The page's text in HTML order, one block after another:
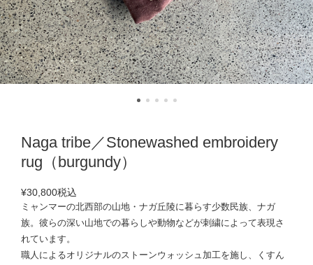
Naga tribe／Stonewashed embroidery
rug（burgundy）
¥30,800税込
ミャンマーの北西部の山地・ナガ丘陵に暮らす少数民族、ナガ
族。彼らの深い山地での暮らしや動物などが刺繍によって表現さ
れています。
職人によるオリジナルのストーンウォッシュ加工を施し、くすん